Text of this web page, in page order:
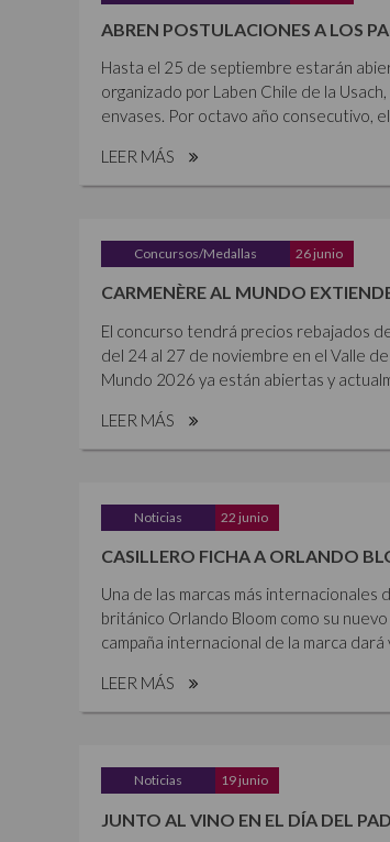
ABREN POSTULACIONES A LOS
Hasta el 25 de septiembre estarán
organizado por Laben Chile de la
envases. Por octavo año consecutivo,
LEER MÁS
Concursos/Medallas 26 junio
CARMENÈRE AL MUNDO
El concurso tendrá precios rebajados
del 24 al 27 de noviembre en el Valle
Mundo 2026 ya están abiertas y
LEER MÁS
Noticias 22 junio
CASILLERO FICHA A ORLANDO
Una de las marcas más internacionales
británico Orlando Bloom como su
campaña internacional de la marca
LEER MÁS
Noticias 19 junio
JUNTO AL VINO EN EL DÍA DEL